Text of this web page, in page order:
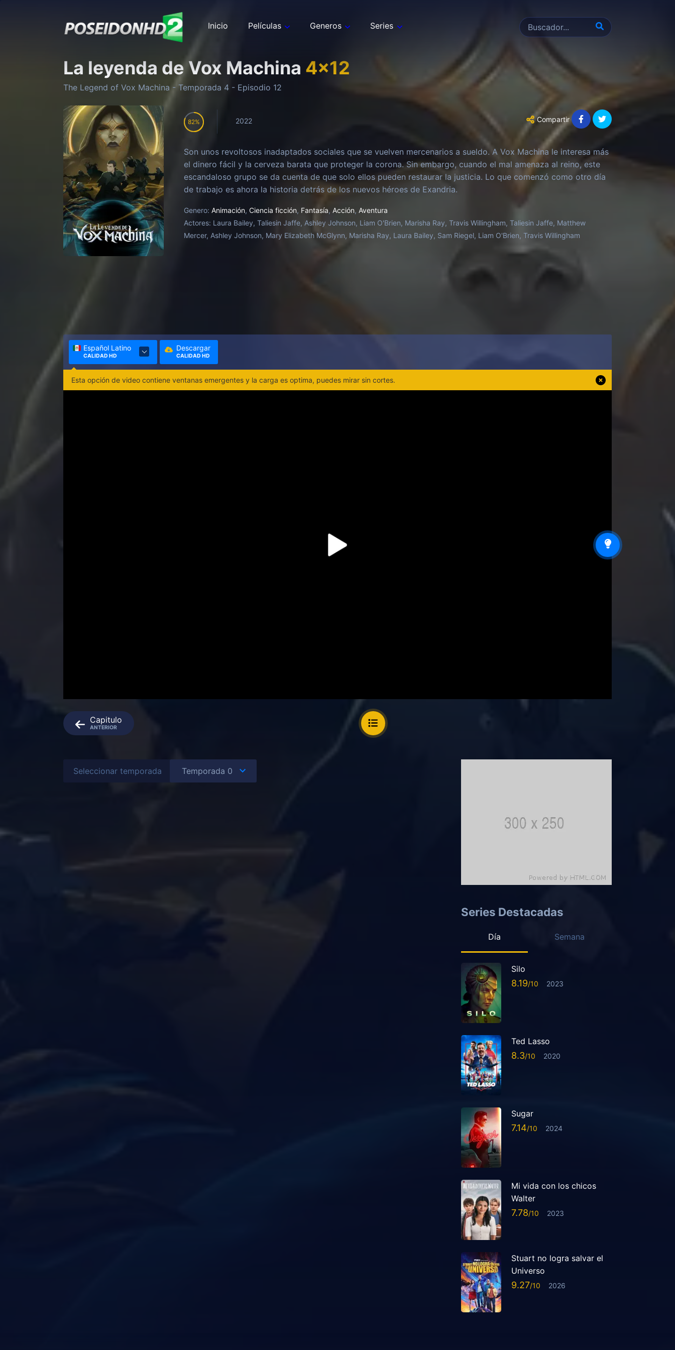
Inicio Películas Generos Series
La leyenda de Vox Machina 4x12
The Legend of Vox Machina - Temporada 4 - Episodio 12
82 2022 Compartir
Son unos revoltosos inadaptados sociales que se vuelven mercenarios a sueldo. A Vox Machina le interesa más
el dinero fácil y la cerveza barata que proteger la corona. Sin embargo, cuando el mal amenaza al reino, este
escandaloso grupo se da cuenta de que solo ellos pueden restaurar la justicia. Lo que comenzó como otro día
de trabajo es ahora la historia detrás de los nuevos héroes de Exandria.
Genero: Animación, Ciencia ficción, Fantasía, Acción, Aventura
Actores: Laura Bailey, Taliesin Jaffe, Ashley Johnson, Liam O'Brien, Marisha Ray, Travis Willingham, Taliesin Jaffe, Matthew
Mercer, Ashley Johnson, Mary Elizabeth McGlynn, Marisha Ray, Laura Bailey, Sam Riegel, Liam O'Brien, Travis Willingham
Español Latino
CALIDAD HD
Descargar
CALIDAD HD
Esta opción de video contiene ventanas emergentes y la carga es optima, puedes mirar sin cortes.
Capitulo
ANTERIOR
Seleccionar temporada
Series Destacadas
Día Semana
Silo
8.19 2023
Ted Lasso
8.3 2020
Sugar
7.14 2024
Mi vida con los chicos
Walter
7.78 2023
Stuart no logra salvar el
Universo
9.27 2026